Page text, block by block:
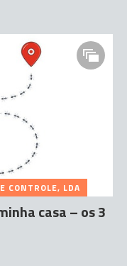
CONTROLE, LDA
casa – os 3